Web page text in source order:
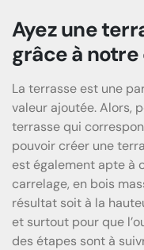
Ayez une
grâce à
La terrasse est une
valeur ajoutée. Alors,
terrasse qui
pouvoir créer une
est également apte à
carrelage, en bois
résultat soit à la
et surtout pour que
des étapes sont à